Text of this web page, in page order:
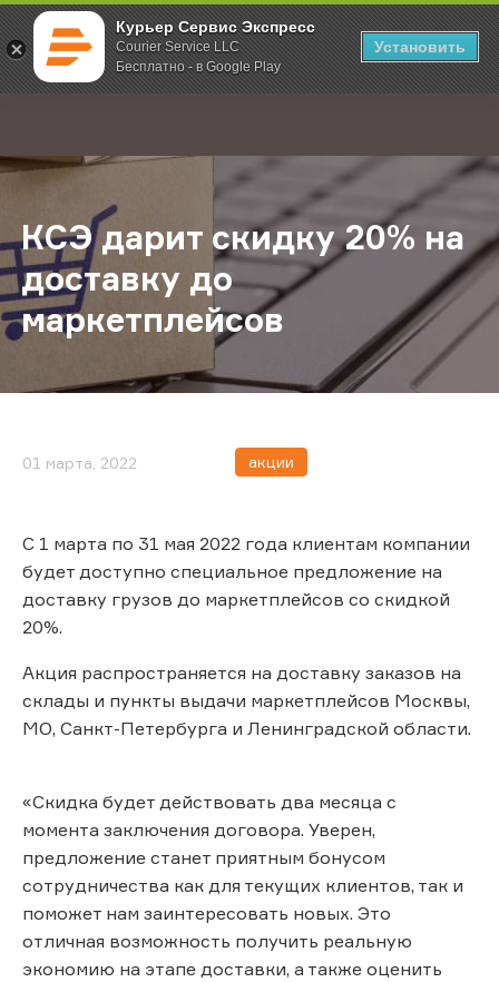
Курьер Сервис Экспресс
Courier Service LLC
Бесплатно - в Google Play
Установить
; Главная О компании Новости КСЭ дарит скидку 20% на
КСЭ дарит скидку 20% на
доставку до
маркетплейсов
01 марта, 2022 акции
С 1 марта по 31 мая 2022 года клиентам компании
будет доступно специальное предложение на
доставку грузов до маркетплейсов со скидкой
20%.
Акция распространяется на доставку заказов на
склады и пункты выдачи маркетплейсов Москвы,
МО, Санкт-Петербурга и Ленинградской области.
«Скидка будет действовать два месяца с
момента заключения договора. Уверен,
предложение станет приятным бонусом
сотрудничества как для текущих клиентов, так и
поможет нам заинтересовать новых. Это
отличная возможность получить реальную
экономию на этапе доставки, а также оценить